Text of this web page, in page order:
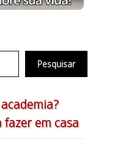
Pesquisar
fazer em casa